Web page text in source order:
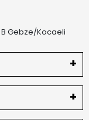
Gebze/Kocaeli